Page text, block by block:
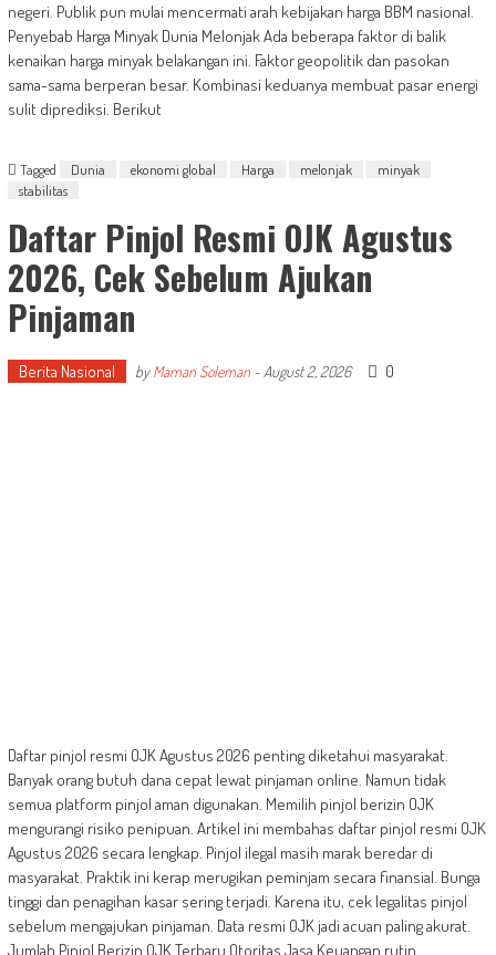
negeri. Publik pun mulai mencermati arah kebijakan harga BBM nasional.
Penyebab Harga Minyak Dunia Melonjak Ada beberapa faktor di balik
kenaikan harga minyak belakangan ini. Faktor geopolitik dan pasokan
sama-sama berperan besar. Kombinasi keduanya membuat pasar energi
sulit diprediksi. Berikut
Tagged Dunia ekonomi global Harga melonjak
minyak
stabilitas
Daftar Pinjol Resmi OJK Agustus
2026, Cek Sebelum Ajukan
Pinjaman
Berita Nasional byMaman Soleman- August 2, 2026 0
Daftar pinjol resmi OJK Agustus 2026 penting diketahui masyarakat.
Banyak orang butuh dana cepat lewat pinjaman online. Namun tidak
semua platform pinjol aman digunakan. Memilih pinjol berizin OJK
mengurangi risiko penipuan. Artikel ini membahas daftar pinjol resmi OJK
Agustus 2026 secara lengkap. Pinjol ilegal masih marak beredar di
masyarakat. Praktik ini kerap merugikan peminjam secara finansial. Bunga
tinggi dan penagihan kasar sering terjadi. Karena itu, cek legalitas pinjol
sebelum mengajukan pinjaman. Data resmi OJK jadi acuan paling akurat.
Jumlah Pinjol Berizin OJK Terbaru Otoritas Jasa Keuangan rutin